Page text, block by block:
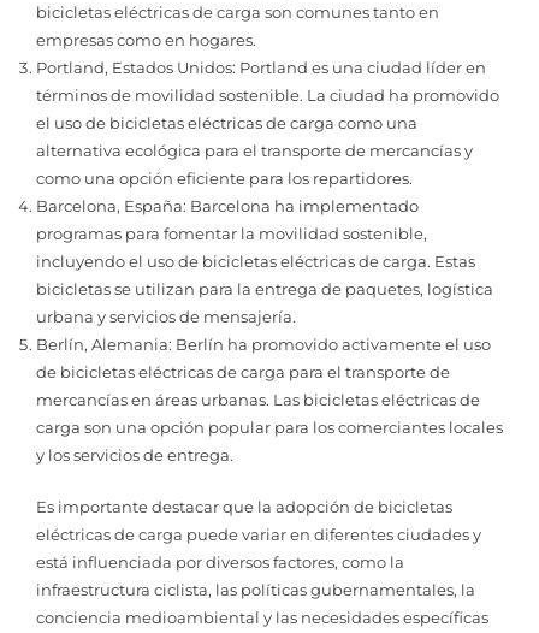
bicicletas eléctricas de carga son comunes tanto en
empresas como en hogares.
Portland, Estados Unidos: Portland es una ciudad líder en
términos de movilidad sostenible. La ciudad ha promovido
el uso de bicicletas eléctricas de carga como una
alternativa ecológica para el transporte de mercancías y
como una opción eficiente para los repartidores.
Barcelona, España: Barcelona ha implementado
programas para fomentar la movilidad sostenible,
incluyendo el uso de bicicletas eléctricas de carga. Estas
bicicletas se utilizan para la entrega de paquetes, logística
urbana y servicios de mensajería.
Berlín, Alemania: Berlín ha promovido activamente el uso
de bicicletas eléctricas de carga para el transporte de
mercancías en áreas urbanas. Las bicicletas eléctricas de
carga son una opción popular para los comerciantes locales
y los servicios de entrega.
Es importante destacar que la adopción de bicicletas
eléctricas de carga puede variar en diferentes ciudades y
está influenciada por diversos factores, como la
infraestructura ciclista, las políticas gubernamentales, la
conciencia medioambiental y las necesidades específicas